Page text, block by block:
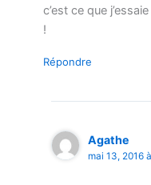
c’est ce que
!
Répondre
Agathe
mai 13, 2016